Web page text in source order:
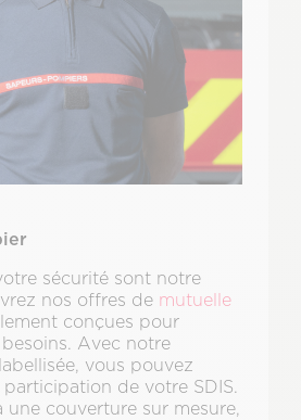
sécurité sont notre
nos offres de mutuelle
conçues pour
Avec notre
vous pouvez
de votre SDIS.
une couverture sur mesure,